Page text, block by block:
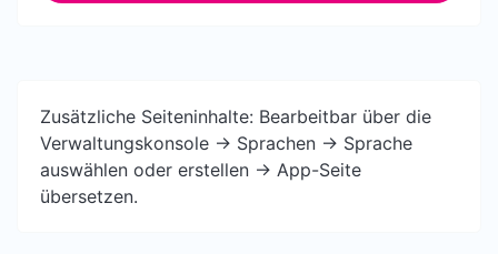
Zusätzliche Seiteninhalte: Bearbeitbar über die
Verwaltungskonsole -> Sprachen -> Sprache
auswählen oder erstellen -> App-Seite
übersetzen.